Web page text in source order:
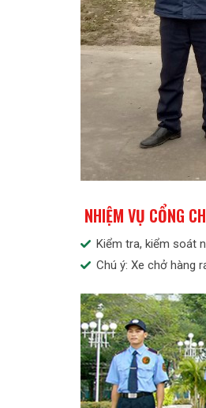
NHIỆM VỤ CỔNG
Kiểm tra, kiểm soát
Chú ý: Xe chở hàng